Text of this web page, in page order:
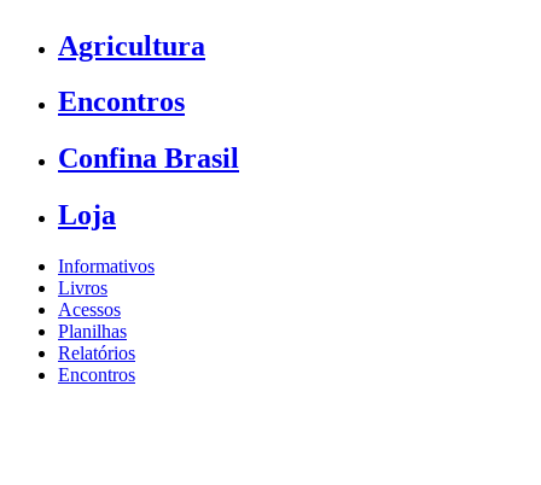
Agricultura
Encontros
Confina Brasil
Loja
Informativos
Livros
Acessos
Planilhas
Relatórios
Encontros